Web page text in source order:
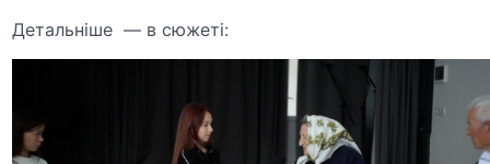
Детальніше — в сюжеті: